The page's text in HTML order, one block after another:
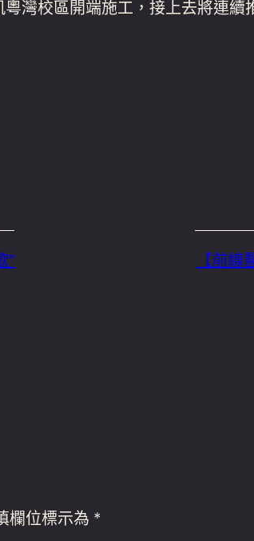
灣校區開端施工，接上去將連
”
【前
欄位標示為 *